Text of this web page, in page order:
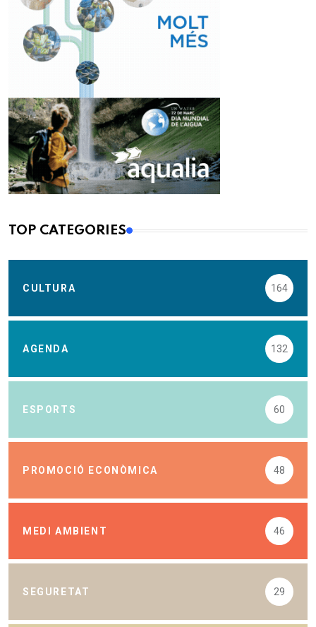
TOP CATEGORIES
CULTURA 164
AGENDA 132
ESPORTS 60
PROMOCIÓ ECONÒMICA 48
MEDI AMBIENT 46
SEGURETAT 29